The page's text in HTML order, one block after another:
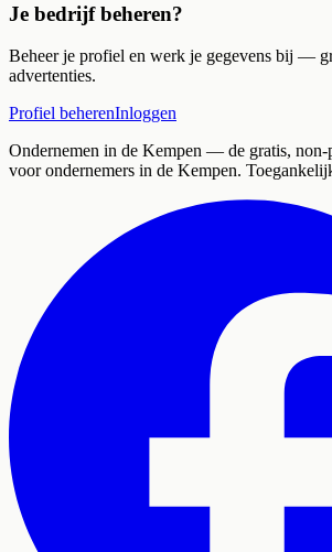
Je bedrijf beheren?
Beheer je profiel en werk je gegevens bij —
advertenties.
Profiel beherenInloggen
Ondernemen in de Kempen — de gratis, non-
voor ondernemers in de Kempen.